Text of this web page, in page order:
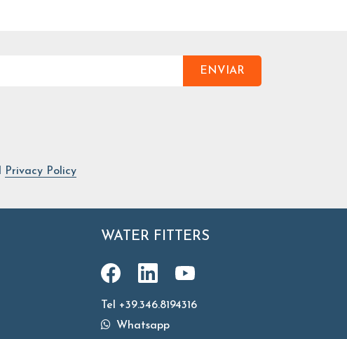
ENVIAR
Privacy Policy
WATER FITTERS
Tel +39.346.8194316
Whatsapp